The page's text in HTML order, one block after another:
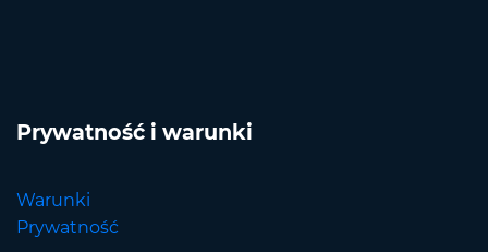
Prywatność i warunki
Warunki
Prywatność